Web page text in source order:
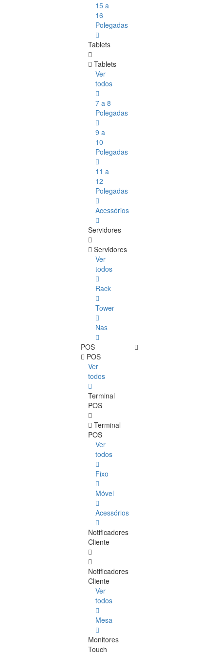
15 a
16
Polegadas
Tablets
Tablets
Ver
todos
7 a 8
Polegadas
9 a
10
Polegadas
11 a
12
Polegadas
Acessórios
Servidores
Servidores
Ver
todos
Rack
Tower
Nas
POS
POS
Ver
todos
Terminal
POS
Terminal
POS
Ver
todos
Fixo
Móvel
Acessórios
Notificadores
Cliente
Notificadores
Cliente
Ver
todos
Mesa
Monitores
Touch